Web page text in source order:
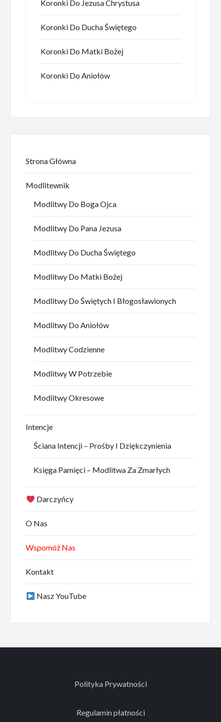
Koronki Do Jezusa Chrystusa
Koronki Do Ducha Świętego
Koronki Do Matki Bożej
Koronki Do Aniołów
Strona Główna
Modlitewnik
Modlitwy Do Boga Ojca
Modlitwy Do Pana Jezusa
Modlitwy Do Ducha Świętego
Modlitwy Do Matki Bożej
Modlitwy Do Świętych I Błogosławionych
Modlitwy Do Aniołów
Modlitwy Codzienne
Modlitwy W Potrzebie
Modlitwy Okresowe
Intencje
Ściana Intencji – Prośby I Dziękczynienia
Księga Pamięci – Modlitwa Za Zmarłych
Darczyńcy
O Nas
Wspomóż Nas
Kontakt
Nasz YouTube
Polityka Prywatności
Regulamin płatności